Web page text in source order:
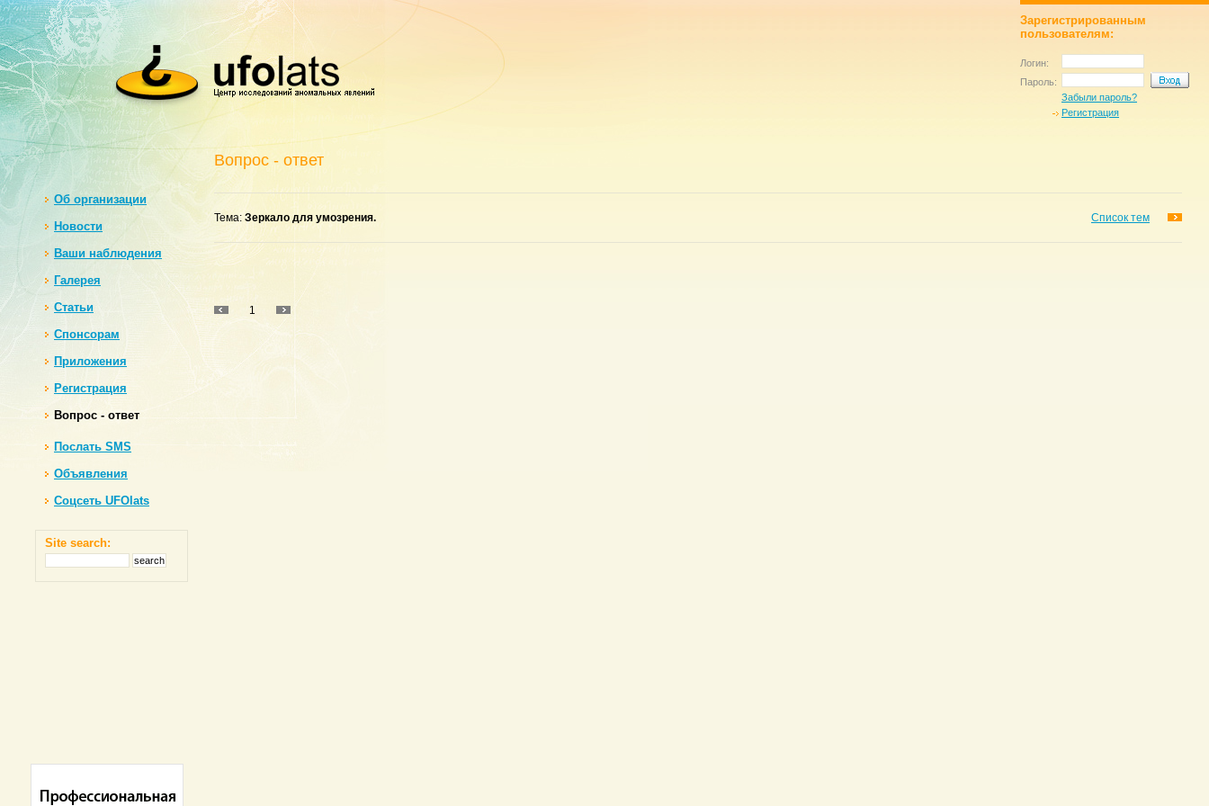
Зарегистрированным
пользователям:
Логин:
Пароль:
Забыли пароль?
Регистрация
Oб организации
Новости
Ваши наблюдения
Галерея
Статьи
Спонсорам
Приложения
Регистрация
Вопрос - ответ
Послать SMS
Объявления
Соцсеть UFOlats
Site search:
Вопрос - ответ
Список тем
Тема: Зеркало для умозрения.
1